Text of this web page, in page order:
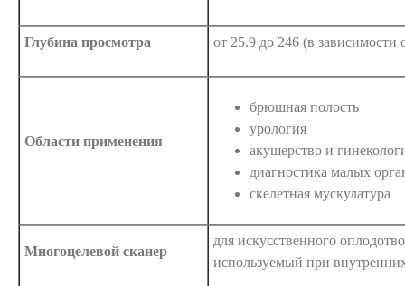
Глубина просмотра от 25.9 до 246 (в зависимости
Области применения
брюшная полость
урология
акушерство и
диагностика малых
скелетная мускулатура
Многоцелевой сканер
для искусственного
используемый при